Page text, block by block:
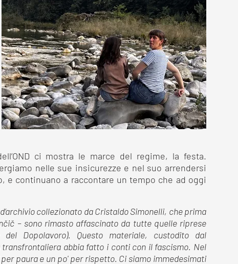
ci mostra le marce del regime, la festa.
nelle sue insicurezze e nel suo arrendersi
e continuano a raccontare un tempo che ad oggi
collezionato da Cristaldo Simonelli, che prima
– sono rimasto affascinato da tutte quelle riprese
del Dopolavoro). Questo materiale, custodito dal
abbia fatto i conti con il fascismo. Nel
paura e un po' per rispetto. Ci siamo immedesimati